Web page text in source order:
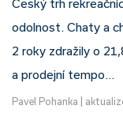
Český trh
odolnost. Chaty a
2 roky zdražily o
a prodejní tempo…
Pavel Pohanka